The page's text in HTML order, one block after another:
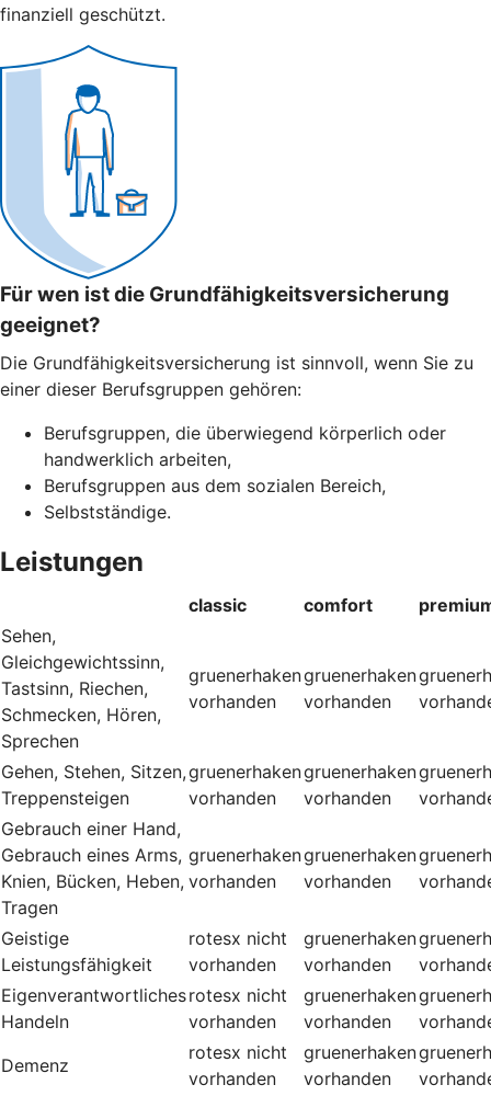
finanziell geschützt.
Für wen ist die Grundfähigkeitsversicherung
geeignet?
Die Grundfähigkeitsversicherung ist sinnvoll, wenn Sie zu
einer dieser Berufsgruppen gehören:
Berufsgruppen, die überwiegend körperlich oder
handwerklich arbeiten,
Berufsgruppen aus dem sozialen Bereich,
Selbstständige.
Leistungen
classic comfort
Sehen,
Gleichgewichtssinn,
Tastsinn, Riechen,
Schmecken, Hören,
Sprechen
gruenerhaken
vorhanden
gruenerhaken
vorhanden
Gehen, Stehen, Sitzen,
Treppensteigen
gruenerhaken
vorhanden
gruenerhaken
vorhanden
Gebrauch einer Hand,
Gebrauch eines Arms,
Knien, Bücken, Heben,
Tragen
gruenerhaken
vorhanden
gruenerhaken
vorhanden
Geistige
Leistungsfähigkeit
rotesx nicht
vorhanden
gruenerhaken
vorhanden
Eigenverantwortliches
Handeln
rotesx nicht
vorhanden
gruenerhaken
vorhanden
Demenz
rotesx nicht
vorhanden
gruenerhaken
vorhanden